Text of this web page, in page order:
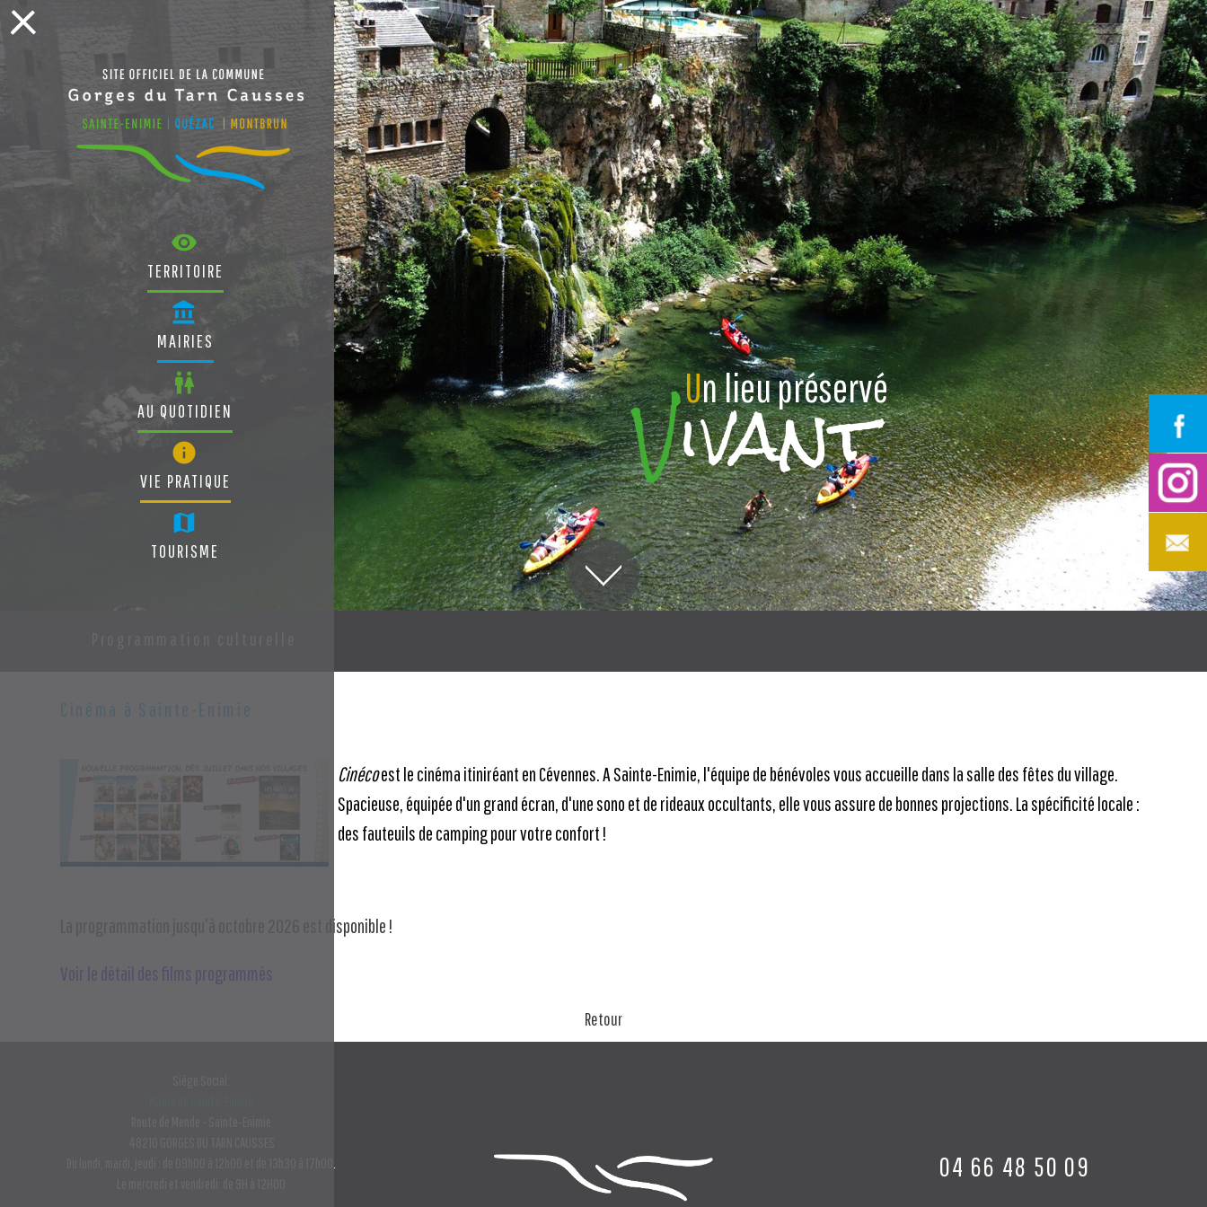
TERRITOIRE
MAIRIES
AU QUOTIDIEN
VIE PRATIQUE
TOURISME
Un lieu préservé
Vivant
Cinéma à Sainte-Enimie
Cinécoest le cinéma itiniréant en Cévennes. A Sainte-Enimie, l'équipe de bénévoles vous accueille dans la salle des fêtes du village.
Spacieuse, équipée d'un grand écran, d'une sono et de rideaux occultants, elle vous assure de bonnes projections. La spécificité locale :
des fauteuils de camping pour votre confort !
La programmation jusqu’à octobre 2026 est disponible !
Voir le détail des films programmés
Retour
04 66 48 50 09